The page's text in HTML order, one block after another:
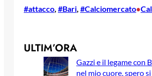
#attacco, #Bari, #Calciomercato•
ULTIM’ORA
Gazzi e il legame con
nel mio cuore, spero